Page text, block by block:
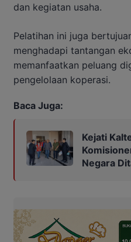
dan kegiatan usaha.
Pelatihan ini juga
menghadapi tantangan
memanfaatkan peluang
pengelolaan koperasi.
Baca Juga:
Kejati
Negara